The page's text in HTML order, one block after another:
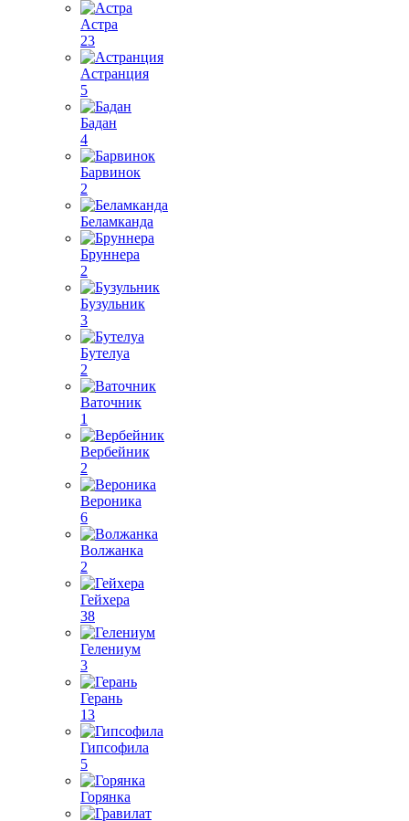
Астра
23
Астранция
5
Бадан
4
Барвинок
2
Беламканда
Бруннера
2
Бузульник
3
Бутелуа
2
Ваточник
1
Вербейник
2
Вероника
6
Волжанка
2
Гейхера
38
Гелениум
3
Герань
13
Гипсофила
5
Горянка